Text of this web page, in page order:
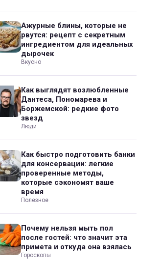
Ажурные блины, которые не
рвутся: рецепт с секретным
ингредиентом для идеальных
дырочек
Вкусно
Как выглядят возлюбленные
Дантеса, Пономарева и
Боржемской: редкие фото
звезд
Люди
Как быстро подготовить банки
для консервации: легкие
проверенные методы,
которые сэкономят ваше
время
Полезное
Почему нельзя мыть пол
после гостей: что значит эта
примета и откуда она взялась
Гороскопы